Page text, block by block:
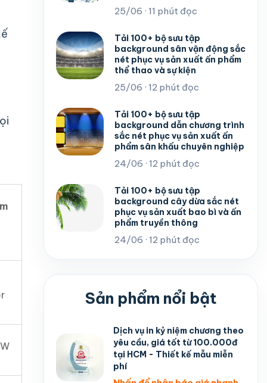
25/06 · 11 phút đọc
Tải 100+ bộ sưu tập
background sân vận động sắc
nét phục vụ sản xuất ấn phẩm
thể thao và sự kiện
25/06 · 12 phút đọc
Tải 100+ bộ sưu tập
background dẫn chương trình
sắc nét phục vụ sản xuất ấn
phẩm sân khấu chuyên nghiệp
24/06 · 12 phút đọc
Tải 100+ bộ sưu tập
background cây dừa sắc nét
phục vụ sản xuất bao bì và ấn
phẩm truyền thông
24/06 · 12 phút đọc
Sản phẩm nổi bật
Dịch vụ in kỷ niệm chương theo
yêu cầu, giá tốt từ 100.000đ
tại HCM - Thiết kế mẫu miễn
phí